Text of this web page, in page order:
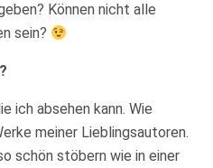
Können nicht alle
sein?
ich absehen kann. Wie
meiner Lieblingsautoren.
schön stöbern wie in einer